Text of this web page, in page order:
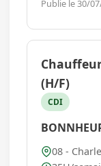
vente et
questions
Publie le 30/
(H/F)
CDI
08 -